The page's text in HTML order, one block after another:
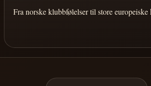
Fra norske klubbfølelser til store europeiske